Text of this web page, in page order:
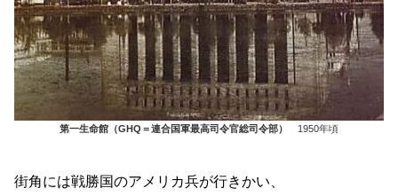
第一生命館（GHQ＝連合国軍最高司令官総司令部） 1950年頃
街角には戦勝国のアメリカ兵が行きかい、